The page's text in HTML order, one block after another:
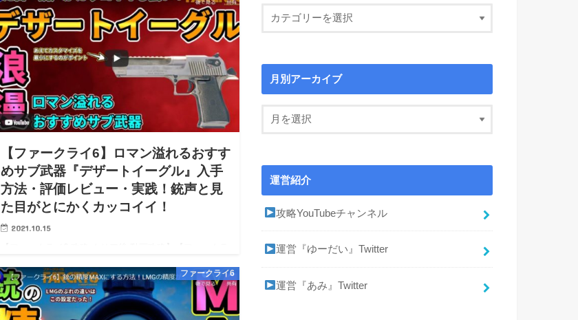
【ファークライ6】ロマン溢れるおすす
めサブ武器『デザートイーグル』入手
方法・評価レビュー・実践！銃声と見
た目がとにかくカッコイイ！
2021.10.15
walkthrough】 ※10/08 0時：攻略開始！※ライター：震
度5地震被災・かつ怖…
ファークライ6
月別アーカイブ
運営紹介
攻略YouTubeチャンネル
運営『ゆーだい』Twitter
運営『あみ』Twitter